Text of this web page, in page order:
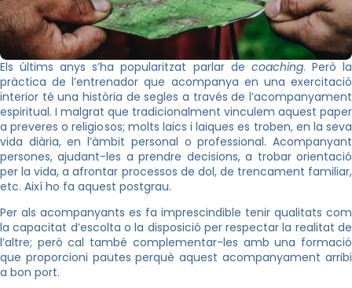
Els últims anys s’ha popularitzat parlar de coaching. Però la
pràctica de l’entrenador que acompanya en una exercitació
interior té una història de segles a través de l’acompanyament
espiritual. I malgrat que tradicionalment vinculem aquest paper
a preveres o religiosos; molts laics i laiques es troben, en la seva
vida diària, en l’àmbit personal o professional. Acompanyant
persones, ajudant-les a prendre decisions, a trobar orientació
per la vida, a afrontar processos de dol, de trencament familiar,
etc. Així ho fa aquest postgrau.
Per als acompanyants es fa imprescindible tenir qualitats com
la capacitat d’escolta o la disposició per respectar la realitat de
l’altre; però cal també complementar-les amb una formació
que proporcioni pautes perquè aquest acompanyament arribi
a bon port.